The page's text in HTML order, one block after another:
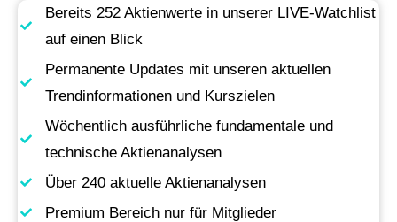
Bereits 252 Aktienwerte in unserer LIVE-Watchlist
auf einen Blick
Permanente Updates mit unseren aktuellen
Trendinformationen und Kurszielen
Wöchentlich ausführliche fundamentale und
technische Aktienanalysen
Über 240 aktuelle Aktienanalysen
Premium Bereich nur für Mitglieder